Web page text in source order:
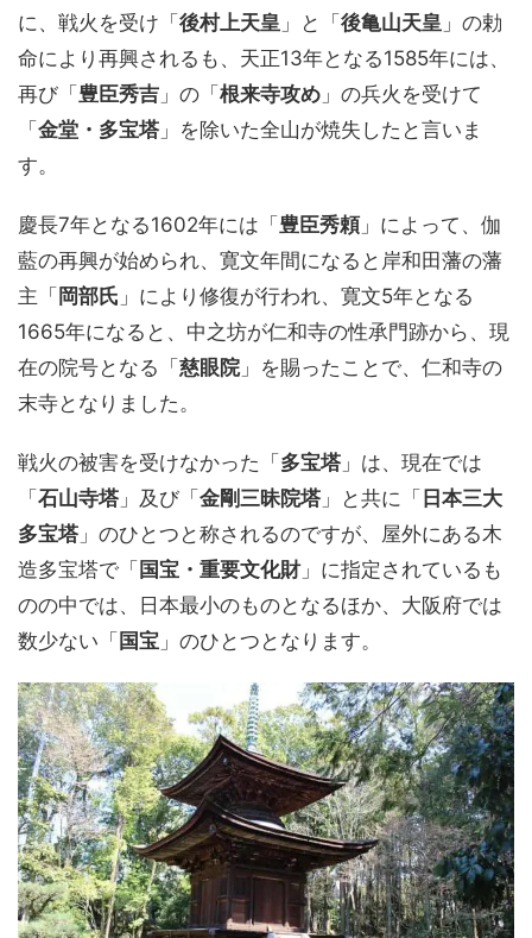
に、戦火を受け「 後村上天皇 」と「 後亀山天皇 」の勅
命により再興されるも、天正13年となる1585年には、
再び「 豊臣秀吉 」の「 根来寺攻め 」の兵火を受けて
「 金堂・多宝塔 」を除いた全山が焼失したと言いま
す。
慶長7年となる1602年には「 豊臣秀頼」によって、伽
藍の再興が始められ、寛文年間になると岸和田藩の藩
主「 岡部氏 」により修復が行われ、寛文5年となる
1665年になると、中之坊が仁和寺の性承門跡から、現
在の院号となる「 慈眼院」を賜ったことで、仁和寺の
末寺となりました。
戦火の被害を受けなかった「 多宝塔 」は、現在では
「 石山寺塔 」及び「 金剛三昧院塔 」と共に「 日本三大
多宝塔 」のひとつと称されるのですが、屋外にある木
造多宝塔で「 国宝・重要文化財」に指定されているも
のの中では、日本最小のものとなるほか、大阪府では
数少ない「 国宝 」のひとつとなります。